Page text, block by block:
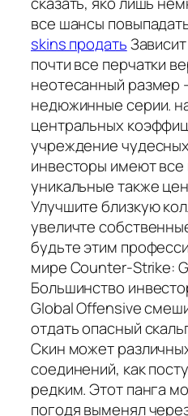
все шансы
skins продать
почти все перчатки
неотесанный размер
недюжинные серии.
центральных
учреждение
инвесторы имеют
уникальные также
Улучшите близкую
увеличте
будьте этим
мире Counter-Strike:
Большинство
Global Offensive
отдать опасный
Скин может
соединений, как
редким. Этот панга
погодя выменял